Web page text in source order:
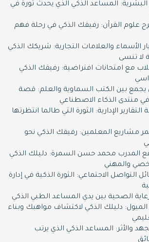
البشرية: المساعد الذكي الذي يحدث ثورة في
علوم القرآن: رفيقك الذكي في رحلة فهم
الأسماء والعلامات التجارية: شريكك الذكي
لا تنسى
مع امتحانات افتراضية: رفيقك الذكي
بين الكتب السماوية والعلم: قصة
منتدى الذكاء الاصطناعي
الإدارية: الثورة التي طالما انتظرتها
مشاريع المعلمين: رفيقك الذكي نحو
المدرب محمد حسن السمرة: دليلك الذكي
والمهني
التواصل الاجتماعي: الثورة الذكية في إدارة
الصحية بين يدي المساعد الطبي الذكي
دليلك الذكي لاكتشاف مواهبك وبناء
والأثر: المساعد الذكي الذي يرتب